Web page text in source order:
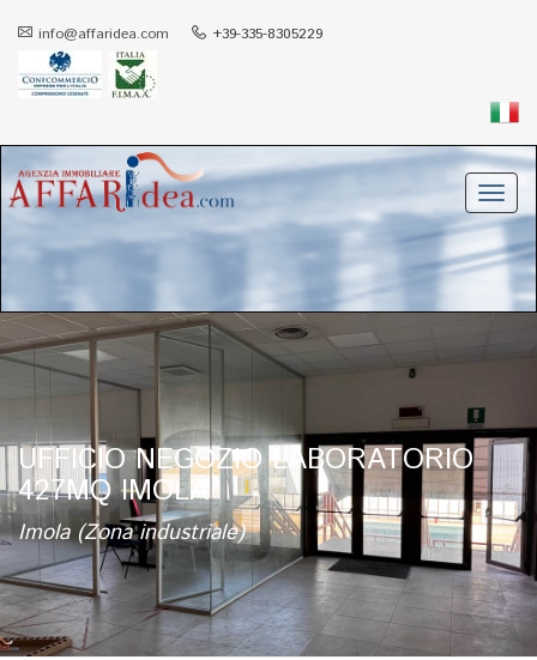
info@affaridea.com +39-335-8305229
UFFICIO NEGOZIO LABORATORIO
427MQ IMOLA
Imola (Zona industriale)